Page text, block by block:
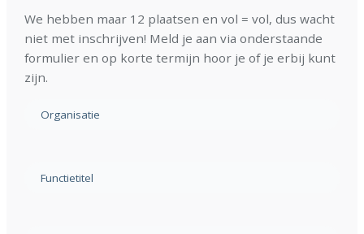
We hebben maar 12 plaatsen en vol = vol, dus wacht
niet met inschrijven! Meld je aan via onderstaande
formulier en op korte termijn hoor je of je erbij kunt
zijn.
Geen
Geen